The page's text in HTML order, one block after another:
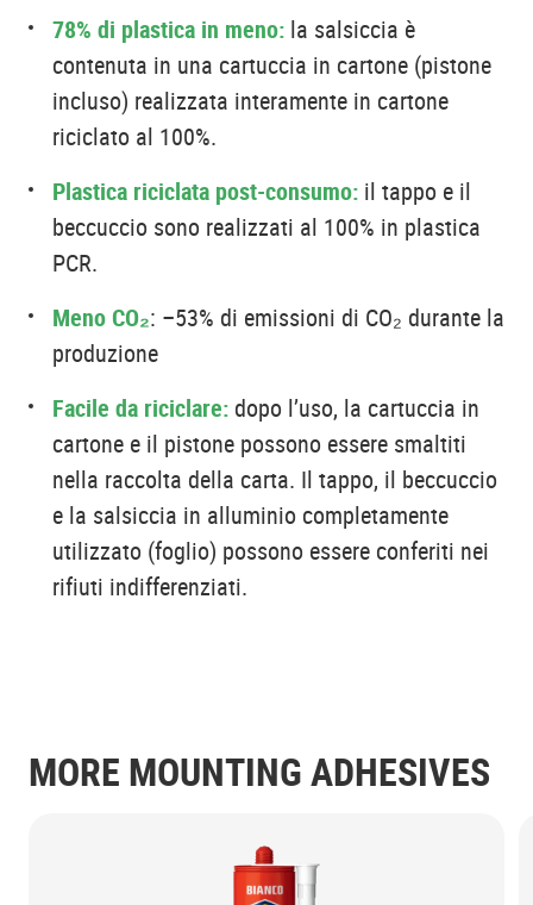
78% di plastica in meno: la salsiccia è
contenuta in una cartuccia in cartone (pistone
incluso) realizzata interamente in cartone
riciclato al 100%.
Plastica riciclata post-consumo: il tappo e il
beccuccio sono realizzati al 100% in plastica
PCR.
Meno CO₂: –53% di emissioni di CO₂ durante la
produzione
Facile da riciclare: dopo l’uso, la cartuccia in
cartone e il pistone possono essere smaltiti
nella raccolta della carta. Il tappo, il beccuccio
e la salsiccia in alluminio completamente
utilizzato (foglio) possono essere conferiti nei
rifiuti indifferenziati.
MORE MOUNTING ADHESIVES